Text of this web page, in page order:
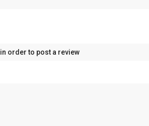
in order to post a review